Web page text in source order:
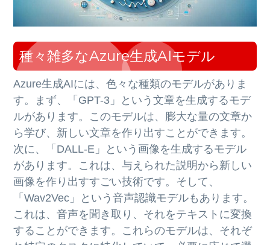
種々雑多なAzure生成AIモデル
Azure生成AIには、色々な種類のモデルがありま
す。まず、「GPT-3」という文章を生成するモデ
ルがあります。このモデルは、膨大な量の文章か
ら学び、新しい文章を作り出すことができます。
次に、「DALL-E」という画像を生成するモデル
があります。これは、与えられた説明から新しい
画像を作り出すすごい技術です。そして、
「Wav2Vec」という音声認識モデルもあります。
これは、音声を聞き取り、それをテキストに変換
することができます。これらのモデルは、それぞ